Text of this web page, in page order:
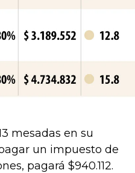
mesadas en su
un impuesto de
pagará $940.112.